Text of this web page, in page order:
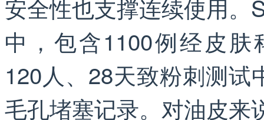
安全性也支撑连续使用。
中，包含1100例经皮肤
120人、28天致粉刺测
毛孔堵塞记录。对油皮来